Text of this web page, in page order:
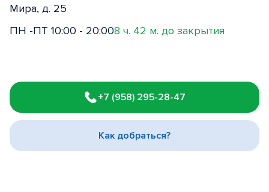
Мира, д. 25
ПН -ПТ 10:00 - 20:008 ч. 42 м. до закрытия
1
of
3
+7 (958) 295-28-47
Как добраться?